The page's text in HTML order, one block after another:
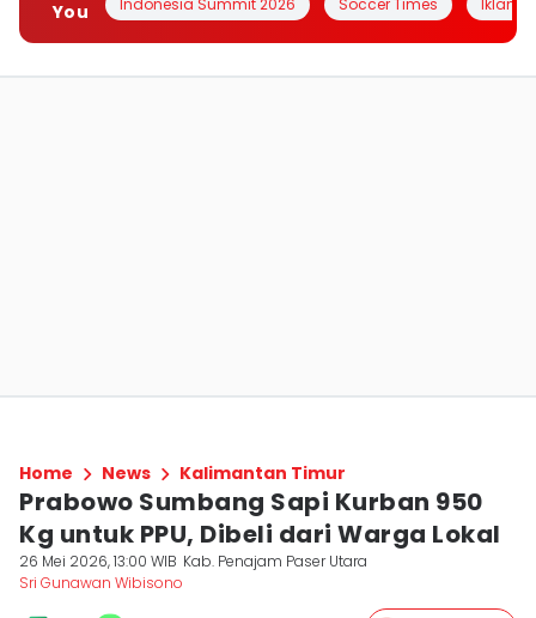
You
Indonesia Summit 2026 Soccer Times Iklanin
Home News Kalimantan Timur
Prabowo Sumbang Sapi Kurban 950
Kg untuk PPU, Dibeli dari Warga Lokal
26 Mei 2026, 13:00 WIB Kab. Penajam Paser Utara
Sri Gunawan Wibisono